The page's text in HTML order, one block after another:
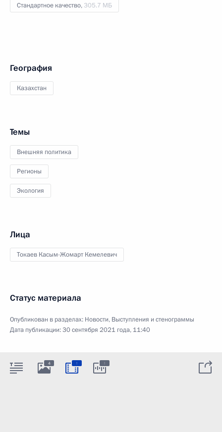
Стандартное качество, 305.7 МБ
География
Казахстан
Темы
Внешняя политика
Регионы
Экология
Лица
Токаев Касым-Жомарт Кемелевич
Статус материала
Опубликован в разделах: Новости, Выступления и стенограммы
Дата публикации:30 сентября 2021 года, 11:40
4 : :